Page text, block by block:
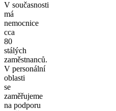
V současnosti
má
nemocnice
cca
80
stálých
zaměstnanců.
V personální
oblasti
se
zaměřujeme
na podporu